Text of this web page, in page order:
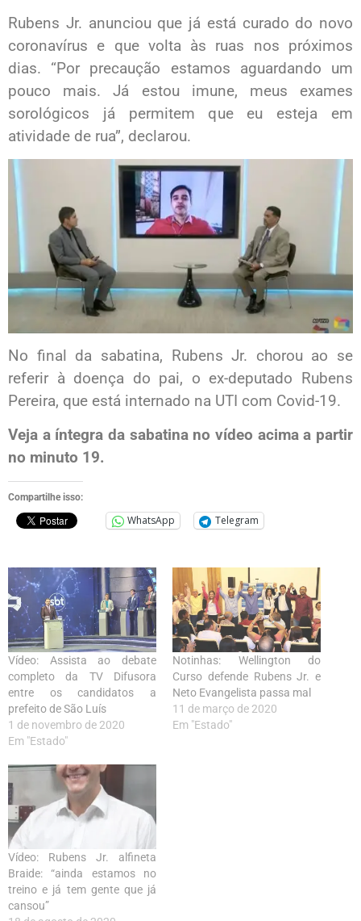
Rubens Jr. anunciou que já está curado do novo
coronavírus e que volta às ruas nos próximos
dias. “Por precaução estamos aguardando um
pouco mais. Já estou imune, meus exames
sorológicos já permitem que eu esteja em
atividade de rua”, declarou.
No final da sabatina, Rubens Jr. chorou ao se
referir à doença do pai, o ex-deputado Rubens
Pereira, que está internado na UTI com Covid-19.
Veja a íntegra da sabatina no vídeo acima a partir
no minuto 19.
Compartilhe isso:
WhatsApp Telegram
Vídeo: Assista ao debate
completo da TV Difusora
entre os candidatos a
prefeito de São Luís
1 de novembro de 2020
Em "Estado"
Notinhas: Wellington do
Curso defende Rubens Jr. e
Neto Evangelista passa mal
11 de março de 2020
Em "Estado"
Vídeo: Rubens Jr. alfineta
Braide: “ainda estamos no
treino e já tem gente que já
cansou”